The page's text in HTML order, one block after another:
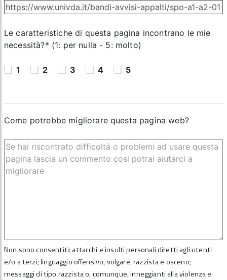
Le caratteristiche di questa pagina incontrano le mie
necessità?* (1: per nulla - 5: molto)
1 2 3 4 5
Come potrebbe migliorare questa pagina web?
Non sono consentiti: attacchi e insulti personali diretti agli utenti
e/o a terzi; linguaggio offensivo, volgare, razzista e osceno;
messaggi di tipo razzista o, comunque, inneggianti alla violenza e